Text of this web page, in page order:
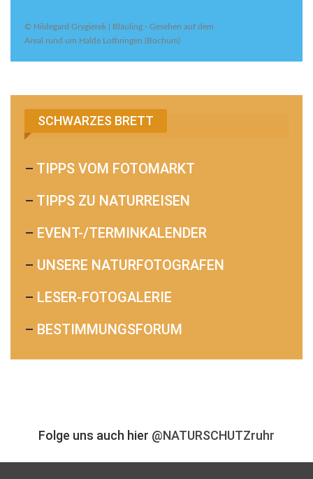
© Hildegard Grygierek | Bläuling - Gesehen auf dem
Areal rund um Halde Lothringen (Bochum)
SCHWARZES BRETT
– TIPPS VOM FOTOMARKT
– TIPPS ZU NATURREISEN
– EVENT-/TERMINKALENDER
– UNSERE NATURFOTOGRAFEN
– LESER-FOTOGALERIE
– BESTIMMUNGSFORUM
Folge uns auch hier @NATURSCHUTZruhr